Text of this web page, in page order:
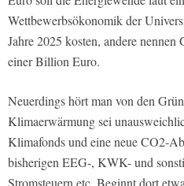
Wettbewerbsökonomik der
Jahre 2025 kosten, andere
einer Billion Euro.
Neuerdings hört man von den
Klimaerwärmung sei
Klimafonds und eine neue CO2-
bisherigen EEG-, KWK- und
Stromsteuern etc. Beginnt dort